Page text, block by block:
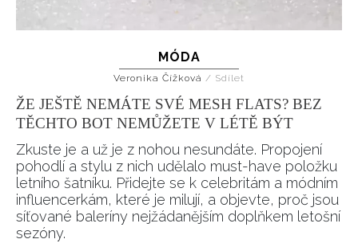
MÓDA
Veronika Čížková / Sdílet
ŽE JEŠTĚ NEMÁTE SVÉ MESH FLATS? BEZ
TĚCHTO BOT NEMŮŽETE V LÉTĚ BÝT
Zkuste je a už je z nohou nesundáte. Propojení
pohodlí a stylu z nich udělalo must-have položku
letního šatníku. Přidejte se k celebritám a módním
influencerkám, které je milují, a objevte, proč jsou
síťované baleríny nejžádanějším doplňkem letošní
sezóny.